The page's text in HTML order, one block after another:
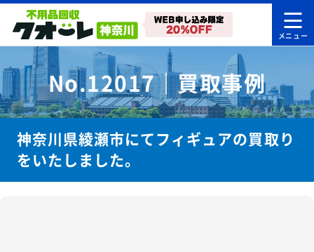
No.12017｜買取事例
神奈川県綾瀬市にてフィギュアの買取り
をいたしました。